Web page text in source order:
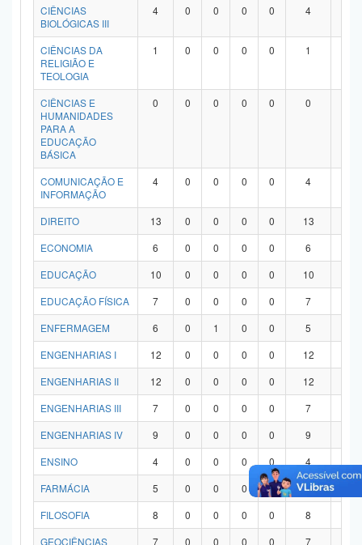
CIÊNCIAS
BIOLÓGICAS III
4 0 0 0 0 4
CIÊNCIAS DA
RELIGIÃO E
TEOLOGIA
1 0 0 0 0 1
CIÊNCIAS E
HUMANIDADES
PARA A
EDUCAÇÃO
BÁSICA
0 0 0 0 0 0
COMUNICAÇÃO E
INFORMAÇÃO
4 0 0 0 0 4
DIREITO 13 0 0 0 0 13
ECONOMIA
6 0 0 0 0 6
EDUCAÇÃO
10 0 0 0 0 10
EDUCAÇÃO FÍSICA
7 0 0 0 0 7
ENFERMAGEM
6 0 1 0 0 5
ENGENHARIAS I
12 0 0 0 0 12
ENGENHARIAS II
12 0 0 0 0 12
ENGENHARIAS III
7 0 0 0 0 7
ENGENHARIAS IV
9 0 0 0 0 9
ENSINO
4 0 0 0 0 4
FARMÁCIA
5 0 0 0 0 5
FILOSOFIA
8 0 0 0 0 8
GEOCIÊNCIAS
7 0 0 0 0 7